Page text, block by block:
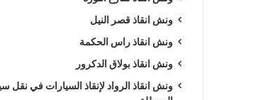
ونش انقاذ قصر النيل
ونش انقاذ راس الحكمة
ونش انقاذ بولاق الدكرور
ونش انقاذ الرواد لإنقاذ السيارات في نقل